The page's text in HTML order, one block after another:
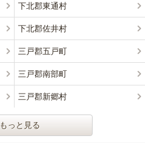
下北郡東通村
下北郡佐井村
三戸郡五戸町
三戸郡南部町
三戸郡新郷村
もっと見る